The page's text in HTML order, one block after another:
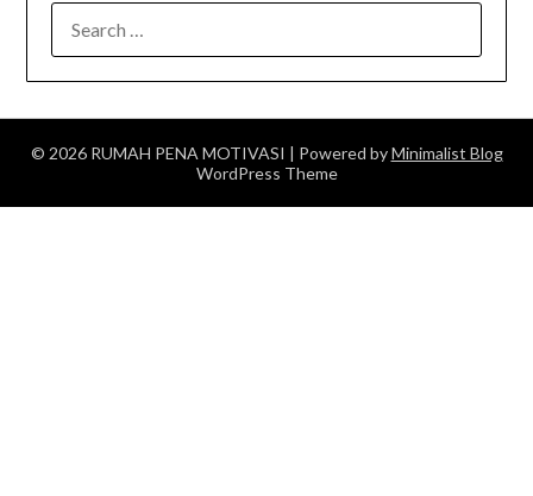
FOR:
© 2026 RUMAH PENA MOTIVASI | Powered byMinimalist Blog
WordPress Theme